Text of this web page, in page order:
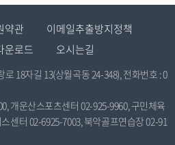
약관
이메일추출방지정책
운로드 오시는길
18자길 13(상월곡동 24-348), 전화번호 : 0
개운산스포츠센터 02-925-9960, 구민체육
센터 02-6925-7003, 북악골프연습장 02-91